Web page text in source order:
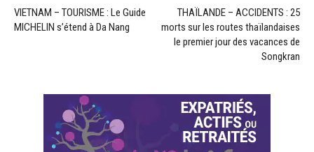
VIETNAM – TOURISME : Le Guide
MICHELIN s’étend à Da Nang
THAÏLANDE – ACCIDENTS : 25
morts sur les routes thaïlandaises
le premier jour des vacances de
Songkran